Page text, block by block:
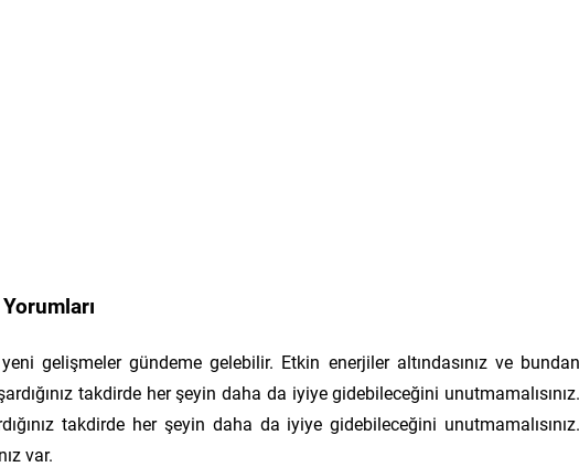
gelişmeler gündeme gelebilir. Etkin enerjiler altındasınız ve bundan
takdirde her şeyin daha da iyiye gidebileceğini unutmamalısınız.
takdirde her şeyin daha da iyiye gidebileceğini unutmamalısınız.
var.